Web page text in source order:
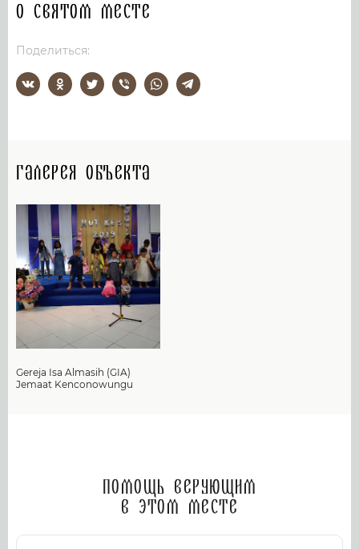
О святом месте
Поделиться:
Галерея объекта
Gereja Isa Almasih (GIA)
Jemaat Kenconowungu
Помощь верующим
в этом месте